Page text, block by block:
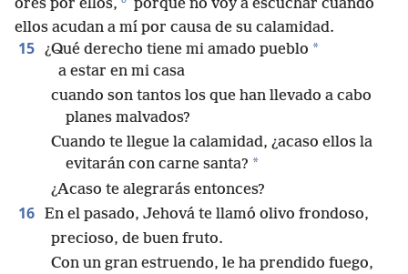
ores por ellos,
porque no voy a escuchar cuando
ellos acudan a mí por causa de su calamidad.
15 ¿Qué derecho tiene mi amado pueblo *
a estar en mi casa
cuando son tantos los que han llevado a cabo
planes malvados?
Cuando te llegue la calamidad, ¿acaso ellos la
evitarán con carne santa? *
¿Acaso te alegrarás entonces?
16 En el pasado, Jehová te llamó olivo frondoso,
precioso, de buen fruto.
Con un gran estruendo, le ha prendido fuego,